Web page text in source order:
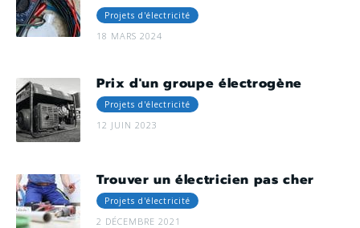
Projets d'électricité
18 MARS 2024
Prix d'un groupe électrogène
Projets d'électricité
12 JUIN 2023
Trouver un électricien pas cher
Projets d'électricité
2 DÉCEMBRE 2021